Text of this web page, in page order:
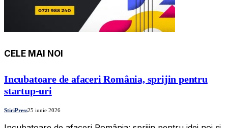
CELE MAI NOI
Incubatoare de afaceri România, sprijin pentru
startup-uri
StiriPress25 iunie 2026